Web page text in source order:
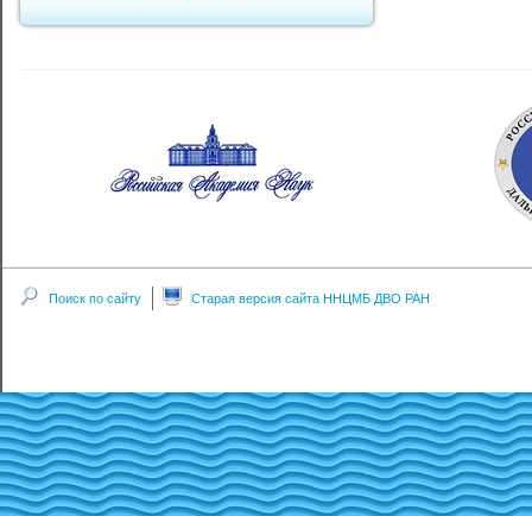
Поиск по сайту Старая версия сайта ННЦМБ ДВО РАН